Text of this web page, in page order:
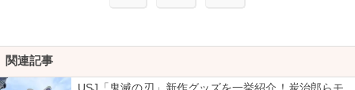
関連記事